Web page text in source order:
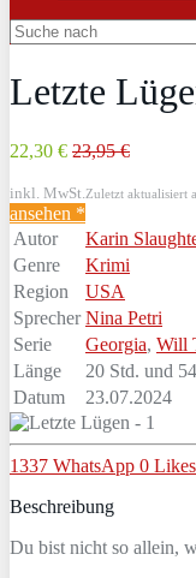
Letzte
22,30 € 23,95 €
inkl. MwSt. Zuletzt aktualisiert
ansehen *
Autor
Karin
Genre
Krimi
Region
USA
Sprecher Nina Petri
Serie
Georgia, Will
Länge
20 Std. und
Datum
23.07.2024
1337 WhatsApp 0 Likes
Beschreibung
Du bist nicht so allein,